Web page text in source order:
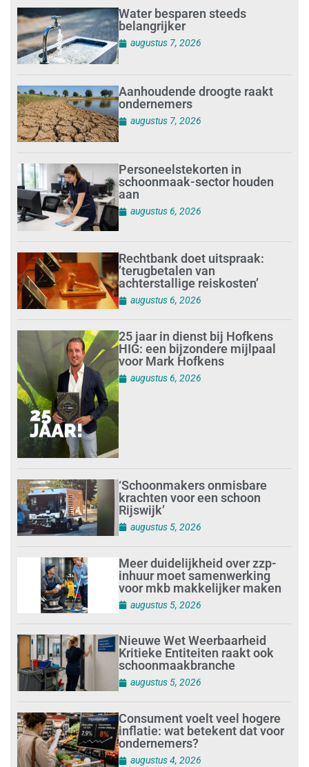
Water besparen steeds
belangrijker
augustus 7, 2026
Aanhoudende droogte raakt
ondernemers
augustus 7, 2026
Personeelstekorten in
schoonmaak-sector houden
aan
augustus 6, 2026
Rechtbank doet uitspraak:
’terugbetalen van
achterstallige reiskosten’
augustus 6, 2026
25 jaar in dienst bij Hofkens
HIG: een bijzondere mijlpaal
voor Mark Hofkens
augustus 6, 2026
‘Schoonmakers onmisbare
krachten voor een schoon
Rijswijk’
augustus 5, 2026
Meer duidelijkheid over zzp-
inhuur moet samenwerking
voor mkb makkelijker maken
augustus 5, 2026
Nieuwe Wet Weerbaarheid
Kritieke Entiteiten raakt ook
schoonmaakbranche
augustus 5, 2026
Consument voelt veel hogere
inflatie: wat betekent dat voor
ondernemers?
augustus 4, 2026